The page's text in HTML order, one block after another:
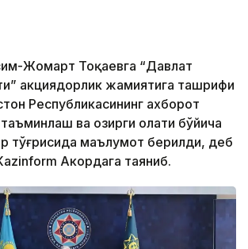
Жомарт Тоқаевга “Давлат
акциядорлик жамиятига ташрифи
Республикасининг ахборот
ва ҳозирги ҳолати бўйича
тўғрисида маълумот берилди, деб
Акордага таяниб.